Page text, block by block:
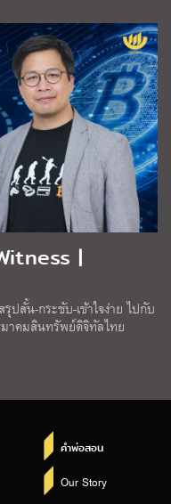
|
ปสั้น-กระชับ-เข้าใจง่าย ไปกับ
าคมสินทรัพย์ดิจิทัลไทย
คำพ่อสอน
Our Story